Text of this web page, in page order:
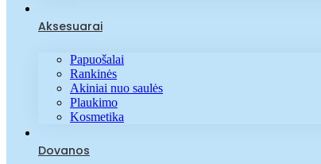
Aksesuarai
Papuošalai
Rankinės
Akiniai nuo saulės
Plaukimo
Kosmetika
Dovanos